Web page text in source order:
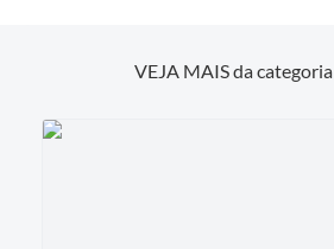
VEJA MAIS da categoria